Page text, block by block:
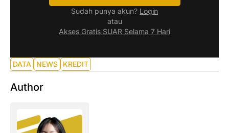
Sudah punya akun? Login
atau
Akses Gratis SUAR Selama 7 Hari
DATA NEWS KREDIT
Author